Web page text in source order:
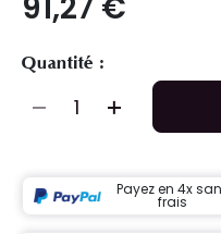
Quantité :
Payez en 4x
frais